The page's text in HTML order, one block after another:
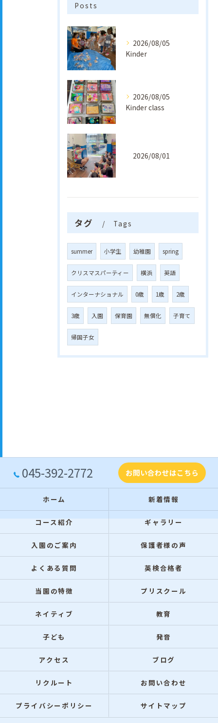
Posts
2026/08/05
Kinder
2026/08/05
Kinder class
2026/08/01
タグ Tags
summer 小学生 幼稚園 spring
クリスマスパーティー 横浜 英語
インターナショナル 0歳 1歳 2歳
3歳 入園 保育園 無償化 子育て
帰国子女
045-392-2772 お問い合わせはこちら
ホーム 新着情報
コース紹介 ギャラリー
入園のご案内 保護者様の声
よくある質問 英検合格者
当園の特徴 プリスクール
ネイティブ 教育
子ども 発音
アクセス ブログ
リクルート お問い合わせ
プライバシーポリシー サイトマップ